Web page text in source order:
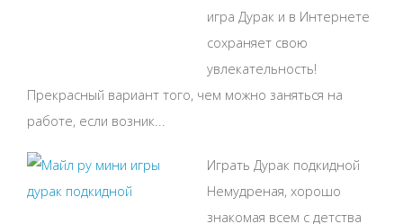
игра Дурак и в Интернете
сохраняет свою
увлекательность!
Прекрасный вариант того, чем можно заняться на
работе, если возник...
Играть Дурак подкидной
Немудреная, хорошо
знакомая всем с детства